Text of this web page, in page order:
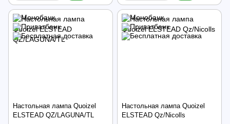
Настольная лампа Quoizel
ELSTEAD QZ/LAGUNA/TL
Настольная лампа Quoizel
ELSTEAD Qz/Nicolls